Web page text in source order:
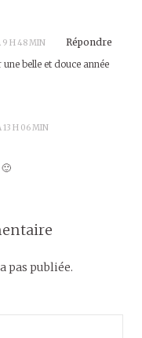
9 H 48 MIN
Répondre
belle et douce année
13 H 06 MIN
pas publiée.